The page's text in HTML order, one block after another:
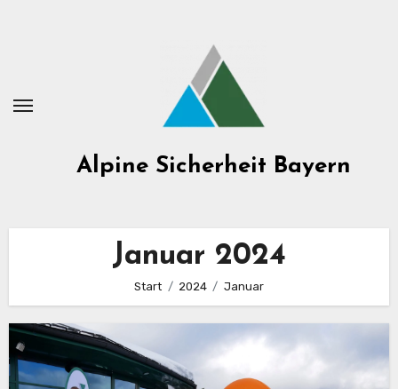
Alpine Sicherheit Bayern
Januar 2024
Start 2024 Januar